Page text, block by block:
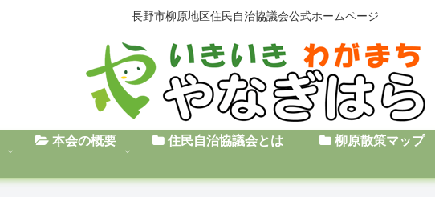
長野市柳原地区住民自治協議会公式ホームページ
本会の概要 住民自治協議会とは 柳原散策マップ